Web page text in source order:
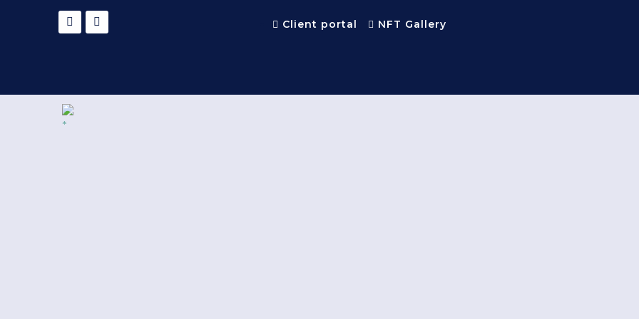
Client portal NFT Gallery